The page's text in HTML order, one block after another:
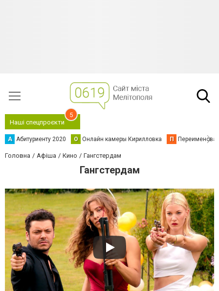
Наші спецпроєкти
5
А Абитуриенту 2020 О Онлайн камеры Кирилловка П
Головна Афіша Кино Гангстердам
Гангстердам